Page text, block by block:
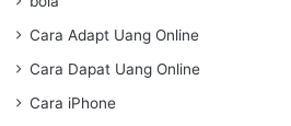
Cara Adapt Uang Online
Cara Dapat Uang Online
Cara iPhone